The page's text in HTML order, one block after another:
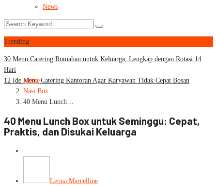
News
Trending
30 Menu Catering Rumahan untuk Keluarga, Lengkap dengan Rotasi 14
Hari
12 Ide Menu Catering Kantoran Agar Karyawan Tidak Cepat Bosan
Home
Nasi Box
40 Menu Lunch…
40 Menu Lunch Box untuk Seminggu: Cepat,
Praktis, dan Disukai Keluarga
Leona Marcelline